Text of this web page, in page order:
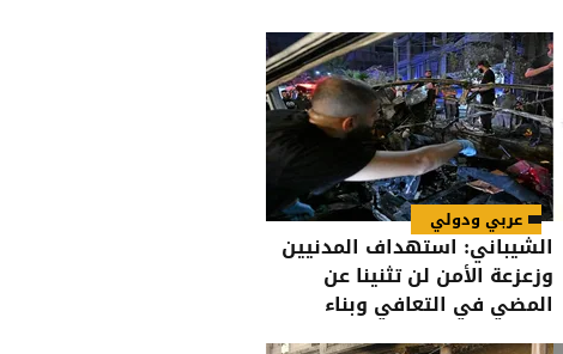
عربي ودولي
الشيباني: استهداف المدنيين
وزعزعة الأمن لن تثنينا عن
المضي في التعافي وبناء
الدولة